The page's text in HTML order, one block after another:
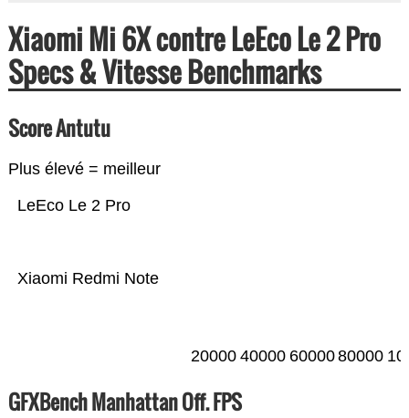
Xiaomi Mi 6X contre LeEco Le 2 Pro
Specs & Vitesse Benchmarks
Score Antutu
Plus élevé = meilleur
Xiaomi Redmi Note
LeEco Le 2 Pro
20000 40000 6000080000
GFXBench Manhattan Off. FPS